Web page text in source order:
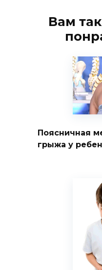
Вам
Поясничная
грыжа у